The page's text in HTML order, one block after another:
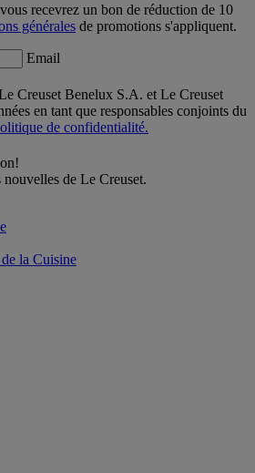
recevrez un bon de réduction de 10
générales de promotions s'appliquent.
Email
Creuset Benelux S.A. et Le Creuset
en tant que responsables conjoints du
de confidentialité.
de Le Creuset.
la Cuisine